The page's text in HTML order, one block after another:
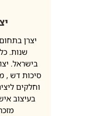
שנות.
בישראל.
סיכות דש ,
וחלקים
בעיצוב